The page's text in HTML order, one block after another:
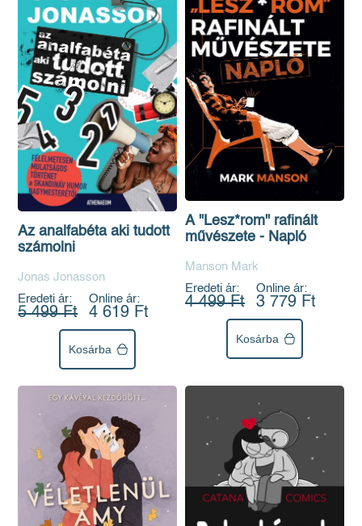
Az analfabéta aki tudott
számolni
Jonas Jonasson
Eredeti ár:
5 499 Ft
Online ár:
4 619 Ft
Kosárba
A "Lesz*rom" rafinált
művészete - Napló
Manson Mark
Eredeti ár:
4 499 Ft
Online ár:
3 779 Ft
Kosárba